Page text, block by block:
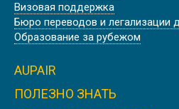
WASHINGTON
CША
Визовая поддержка
Бюро переводов и легализации
Образование за рубежом
AUPAIR
ПОЛЕЗНО ЗНАТЬ